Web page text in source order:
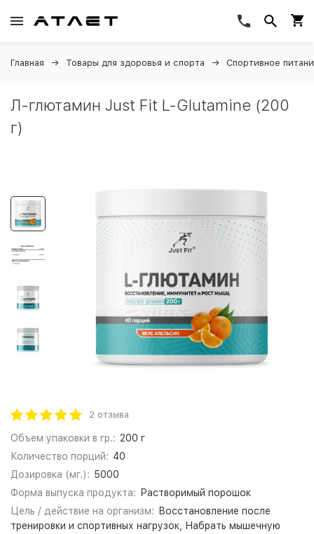
Главная Товары для здоровья и спорта Спортивное
Л-глютамин Just Fit L-Glutamine (200
г)
2 отзыва
Объем упаковки в гр.: 200 г
Количество порций: 40
Дозировка (мг.): 5000
Форма выпуска продукта:
Растворимый порошок
Цель / действие на организм:
Восстановление после
тренировки и спортивных нагрузок, Набрать мышечную